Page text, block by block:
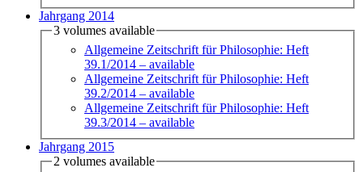
Jahrgang 2014
3 volumes available
Allgemeine Zeitschrift für Philosophie: Heft
39.1/2014 – available
Allgemeine Zeitschrift für Philosophie: Heft
39.2/2014 – available
Allgemeine Zeitschrift für Philosophie: Heft
39.3/2014 – available
Jahrgang 2015
2 volumes available